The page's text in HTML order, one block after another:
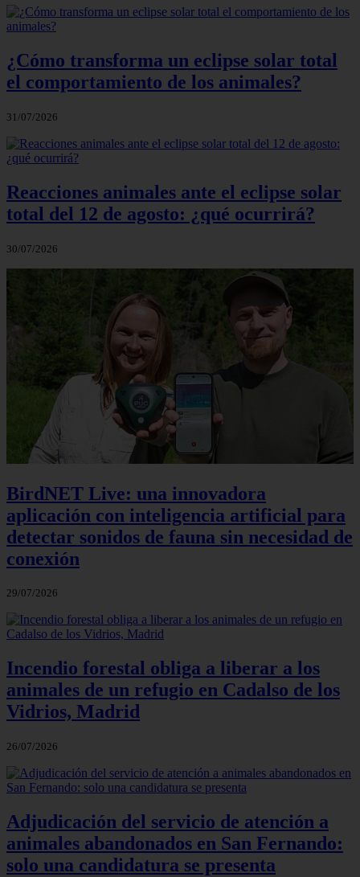
¿Cómo transforma un eclipse solar total
el comportamiento de los animales?
31/07/2026
Reacciones animales ante el eclipse solar
total del 12 de agosto: ¿qué ocurrirá?
30/07/2026
BirdNET Live: una innovadora
aplicación con inteligencia artificial para
detectar sonidos de fauna sin necesidad de
conexión
29/07/2026
Incendio forestal obliga a liberar a los
animales de un refugio en Cadalso de los
Vidrios, Madrid
26/07/2026
Adjudicación del servicio de atención a
animales abandonados en San Fernando:
solo una candidatura se presenta